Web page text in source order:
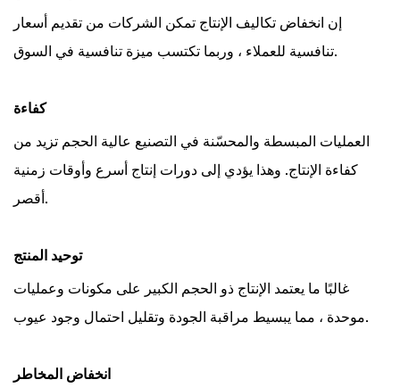
إن انخفاض تكاليف الإنتاج تمكن الشركات من تقديم أسعار
تنافسية للعملاء ، وربما تكتسب ميزة تنافسية في السوق.
كفاءة
العمليات المبسطة والمحسّنة في التصنيع عالية الحجم تزيد من
كفاءة الإنتاج. وهذا يؤدي إلى دورات إنتاج أسرع وأوقات زمنية
أقصر.
توحيد المنتج
غالبًا ما يعتمد الإنتاج ذو الحجم الكبير على مكونات وعمليات
موحدة ، مما يبسيط مراقبة الجودة وتقليل احتمال وجود عيوب.
انخفاض المخاطر